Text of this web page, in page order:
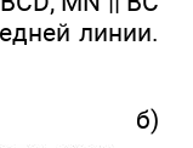
линии.
б)